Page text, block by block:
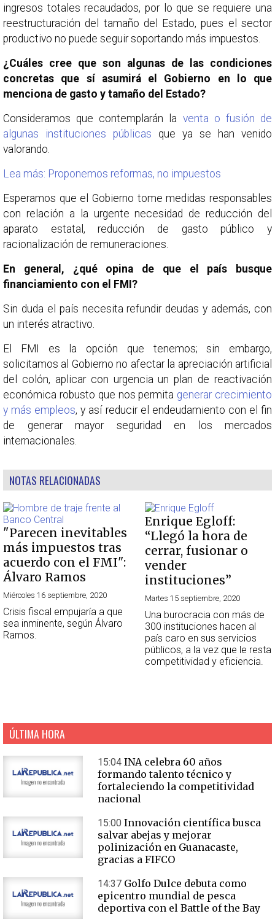
ingresos totales recaudados, por lo que se requiere una
reestructuración del tamaño del Estado, pues el sector
productivo no puede seguir soportando más impuestos.
¿Cuáles cree que son algunas de las condiciones
concretas que sí asumirá el Gobierno en lo que
menciona de gasto y tamaño del Estado?
Consideramos que contemplarán la venta o fusión de
algunas instituciones públicas que ya se han venido
valorando.
Lea más: Proponemos reformas, no impuestos
Esperamos que el Gobierno tome medidas responsables
con relación a la urgente necesidad de reducción del
aparato estatal, reducción de gasto público y
racionalización de remuneraciones.
En general, ¿qué opina de que el país busque
financiamiento con el FMI?
Sin duda el país necesita refundir deudas y además, con
un interés atractivo.
El FMI es la opción que tenemos; sin embargo,
solicitamos al Gobierno no afectar la apreciación artificial
del colón, aplicar con urgencia un plan de reactivación
económica robusto que nos permita generar crecimiento
y más empleos, y así reducir el endeudamiento con el fin
de generar mayor seguridad en los mercados
internacionales.
NOTAS RELACIONADAS
"Parecen inevitables
más impuestos tras
acuerdo con el FMI":
Álvaro Ramos
Miércoles 16 septiembre, 2020
Crisis fiscal empujaría a que
sea inminente, según Álvaro
Ramos.
Enrique Egloff:
“Llegó la hora de
cerrar, fusionar o
vender
instituciones”
Martes 15 septiembre, 2020
Una burocracia con más de
300 instituciones hacen al
país caro en sus servicios
públicos, a la vez que le resta
competitividad y eficiencia.
ÚLTIMA HORA
15:04 INA celebra 60 años
formando talento técnico y
fortaleciendo la competitividad
nacional
15:00 Innovación científica busca
salvar abejas y mejorar
polinización en Guanacaste,
gracias a FIFCO
14:37 Golfo Dulce debuta como
epicentro mundial de pesca
deportiva con el Battle of the Bay